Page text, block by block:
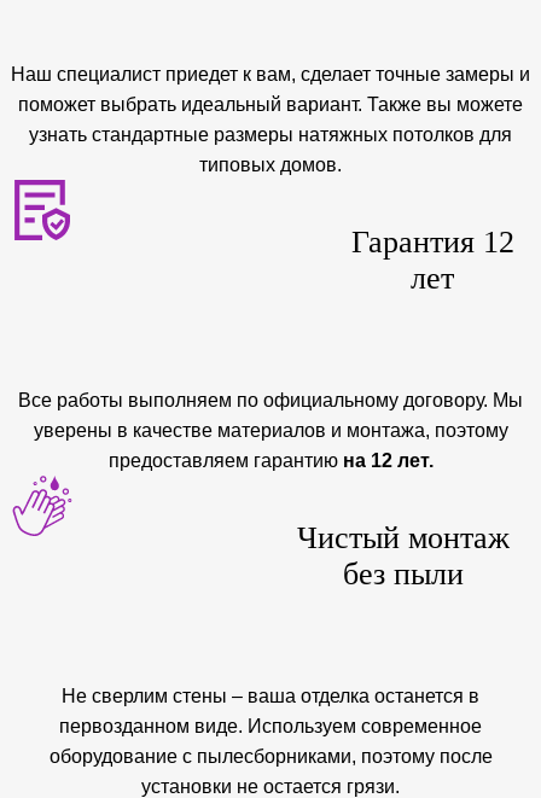
Наш специалист приедет к вам, сделает точные замеры и
поможет выбрать идеальный вариант. Также вы можете
узнать стандартные размеры натяжных потолков для
типовых домов.
Гарантия 12
лет
Все работы выполняем по официальному договору. Мы
уверены в качестве материалов и монтажа, поэтому
предоставляем гарантию на 12 лет.
Чистый монтаж
без пыли
Не сверлим стены – ваша отделка останется в
первозданном виде. Используем современное
оборудование с пылесборниками, поэтому после
установки не остается грязи.